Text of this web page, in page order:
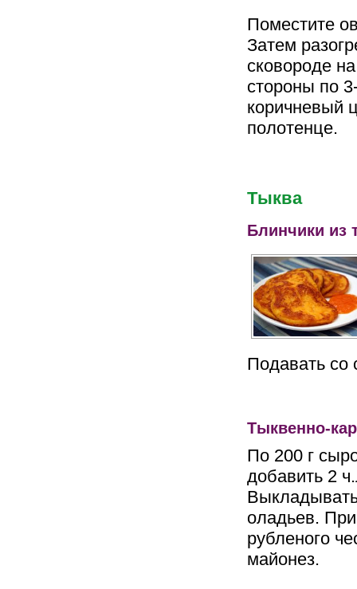
Поместите
Затем
сковороде
стороны по
коричневый
полотенце.
Тыква
Блинчики из
Подавать со
Тыквенно-
По 200 г
добавить 2
оладьев.
рубленого
майонез.